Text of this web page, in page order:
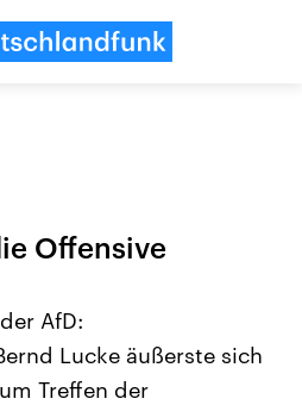
Offensive
AfD:
Lucke äußerste sich
Treffen der